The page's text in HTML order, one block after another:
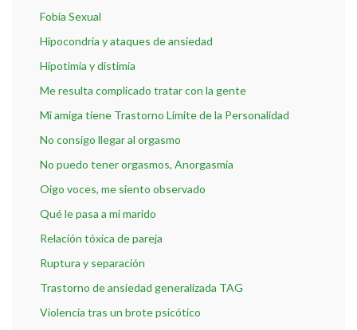
Fobia Sexual
Hipocondría y ataques de ansiedad
Hipotimia y distimia
Me resulta complicado tratar con la gente
Mi amiga tiene Trastorno Límite de la Personalidad
No consigo llegar al orgasmo
No puedo tener orgasmos, Anorgasmia
Oigo voces, me siento observado
Qué le pasa a mi marido
Relación tóxica de pareja
Ruptura y separación
Trastorno de ansiedad generalizada TAG
Violencia tras un brote psicótico